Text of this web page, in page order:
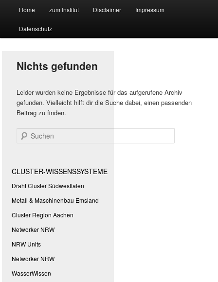
Suchmaschine Forschung und
Technologie
Zum
primären
springen
Zum
sekundären
springen
Home zum Institut Disclaimer Impressum
Datenschutz
Nichts gefunden
Leider wurden keine Ergebnisse für das aufgerufene Archiv
gefunden. Vielleicht hilft dir die Suche dabei, einen passenden
Beitrag zu finden.
Suchen
CLUSTER-WISSENSSYSTEME
Draht Cluster Südwestfalen
Metall & Maschinenbau Emsland
Cluster Region Aachen
Networker NRW
NRW Units
Networker NRW
WasserWissen